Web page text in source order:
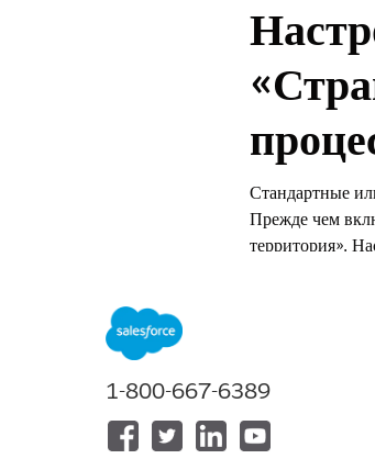
Стандартные
Прежде чем
территория».
ТРЕБУЕМЫЕ
Доступно в
Доступно в
1-800-667-6389